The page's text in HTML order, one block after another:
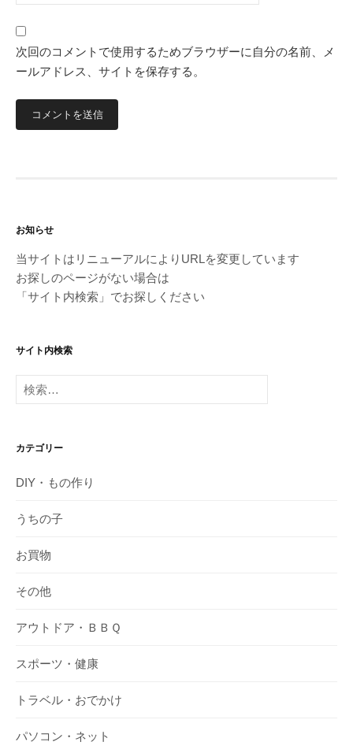
次回のコメントで使用するためブラウザーに自分の名前、メ
ールアドレス、サイトを保存する。
お知らせ
当サイトはリニューアルによりURLを変更しています
お探しのページがない場合は
「サイト内検索」でお探しください
サイト内検索
検
索:
カテゴリー
DIY・もの作り
うちの子
お買物
その他
アウトドア・ＢＢＱ
スポーツ・健康
トラベル・おでかけ
パソコン・ネット